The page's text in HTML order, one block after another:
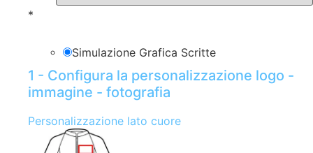
*
Simulazione Grafica Scritte
1 - Configura la personalizzazione logo -
immagine - fotografia
Personalizzazione lato cuore